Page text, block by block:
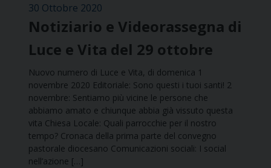
30 Ottobre 2020
Notiziario e Videorassegna di
Luce e Vita del 29 ottobre
Nuovo numero di Luce e Vita, di domenica 1
novembre 2020 Editoriale: Sono questi i tuoi santi! 2
novembre: Sentiamo più vicine le persone che
abbiamo amato e chiunque abbia già vissuto questa
vita Chiesa Locale: Quali parrocchie per il nostro
tempo? Cronaca della prima parte del convegno
pastorale diocesano Comunicazioni sociali: I social
nell’azione […]